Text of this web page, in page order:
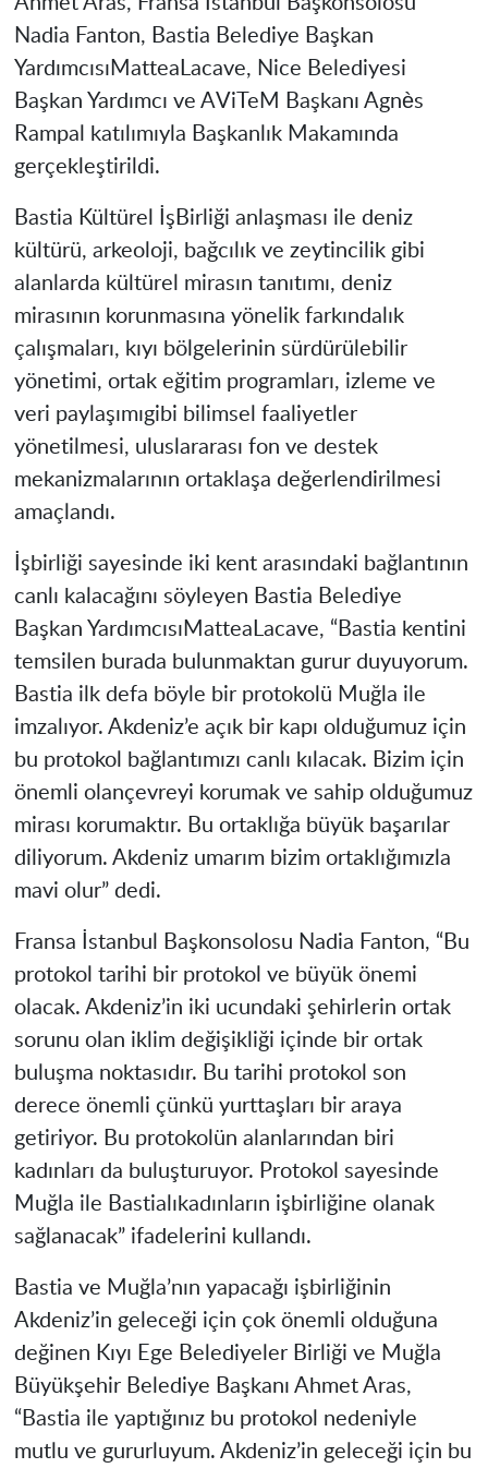
Nadia Fanton, Bastia Belediye Başkan
YardımcısıMatteaLacave, Nice Belediyesi
Başkan Yardımcı ve AViTeM Başkanı Agnès
Rampal katılımıyla Başkanlık Makamında
gerçekleştirildi.
Bastia Kültürel İşBirliği anlaşması ile deniz
kültürü, arkeoloji, bağcılık ve zeytincilik gibi
alanlarda kültürel mirasın tanıtımı, deniz
mirasının korunmasına yönelik farkındalık
çalışmaları, kıyı bölgelerinin sürdürülebilir
yönetimi, ortak eğitim programları, izleme ve
veri paylaşımıgibi bilimsel faaliyetler
yönetilmesi, uluslararası fon ve destek
mekanizmalarının ortaklaşa değerlendirilmesi
amaçlandı.
İşbirliği sayesinde iki kent arasındaki bağlantının
canlı kalacağını söyleyen Bastia Belediye
Başkan YardımcısıMatteaLacave, “Bastia kentini
temsilen burada bulunmaktan gurur duyuyorum.
Bastia ilk defa böyle bir protokolü Muğla ile
imzalıyor. Akdeniz’e açık bir kapı olduğumuz için
bu protokol bağlantımızı canlı kılacak. Bizim için
önemli olançevreyi korumak ve sahip olduğumuz
mirası korumaktır. Bu ortaklığa büyük başarılar
diliyorum. Akdeniz umarım bizim ortaklığımızla
mavi olur” dedi.
Fransa İstanbul Başkonsolosu Nadia Fanton, “Bu
protokol tarihi bir protokol ve büyük önemi
olacak. Akdeniz’in iki ucundaki şehirlerin ortak
sorunu olan iklim değişikliği içinde bir ortak
buluşma noktasıdır. Bu tarihi protokol son
derece önemli çünkü yurttaşları bir araya
getiriyor. Bu protokolün alanlarından biri
kadınları da buluşturuyor. Protokol sayesinde
Muğla ile Bastialıkadınların işbirliğine olanak
sağlanacak” ifadelerini kullandı.
Bastia ve Muğla’nın yapacağı işbirliğinin
Akdeniz’in geleceği için çok önemli olduğuna
değinen Kıyı Ege Belediyeler Birliği ve Muğla
Büyükşehir Belediye Başkanı Ahmet Aras,
“Bastia ile yaptığınız bu protokol nedeniyle
mutlu ve gururluyum. Akdeniz’in geleceği için bu